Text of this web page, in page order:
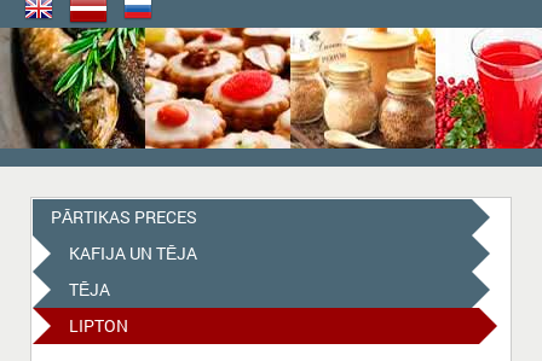
PĀRTIKAS PRECES
KAFIJA UN TĒJA
TĒJA
LIPTON